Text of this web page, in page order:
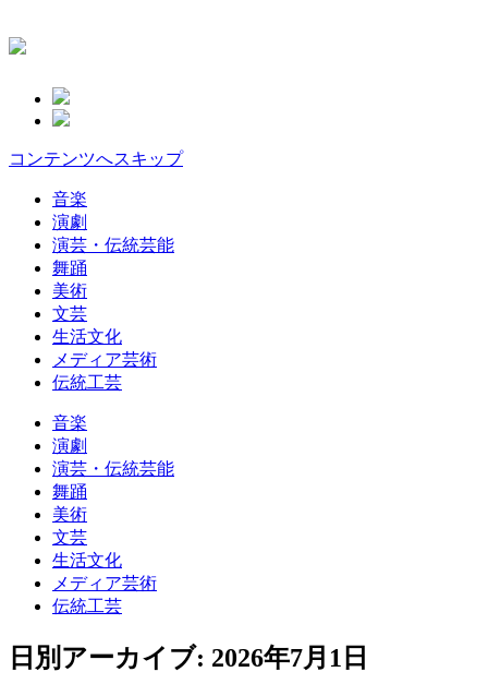
コンテンツへスキップ
音楽
演劇
演芸・伝統芸能
舞踊
美術
文芸
生活文化
メディア芸術
伝統工芸
音楽
演劇
演芸・伝統芸能
舞踊
美術
文芸
生活文化
メディア芸術
伝統工芸
日別アーカイブ: 2026年7月1日